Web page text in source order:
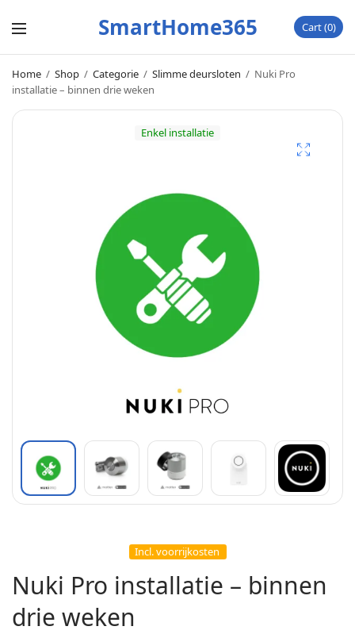
SmartHome365 Cart 0
Home / Shop / Categorie / Slimme deursloten / Nuki Pro
installatie – binnen drie weken
Enkel installatie
Incl. voorrijkosten
Nuki Pro installatie – binnen
drie weken